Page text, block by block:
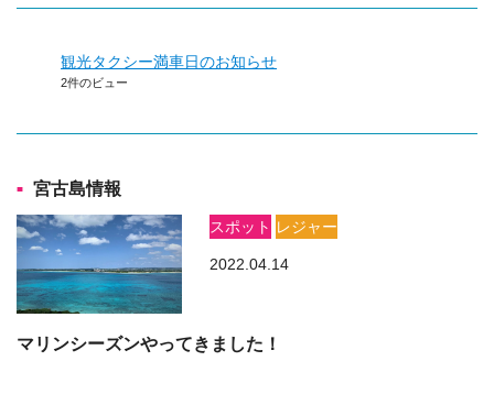
観光タクシー満車日のお知らせ
2件のビュー
宮古島情報
スポット レジャー
2022.04.14
マリンシーズンやってきました！